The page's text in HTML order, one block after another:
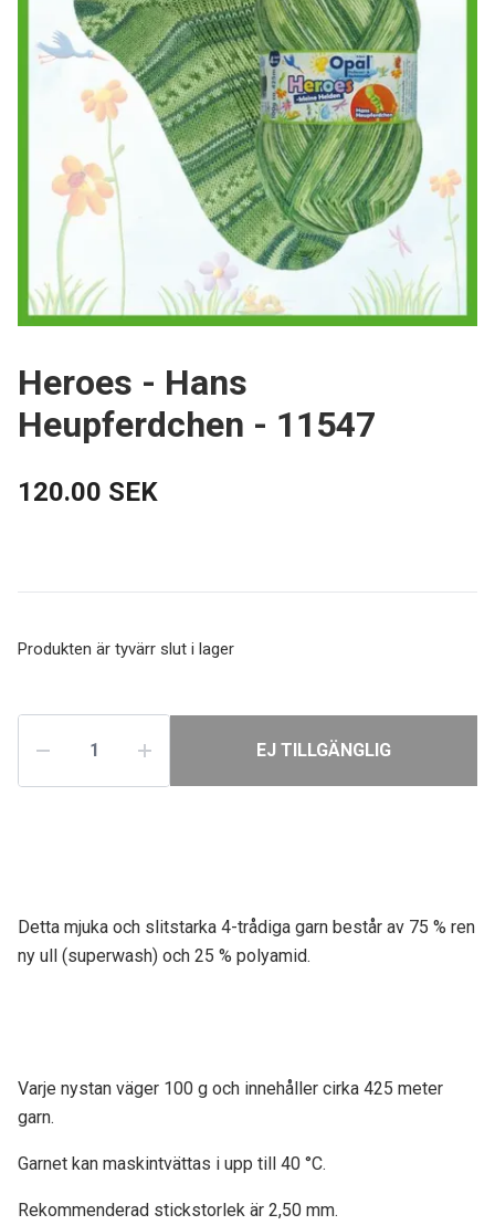
Heroes - Hans
Heupferdchen - 11547
120.00 SEK
Produkten är tyvärr slut i lager
EJ TILLGÄNGLIG
Detta mjuka och slitstarka 4-trådiga garn består av 75 % ren
ny ull (superwash) och 25 % polyamid.
Varje nystan väger 100 g och innehåller cirka 425 meter
garn.
Garnet kan maskintvättas i upp till 40 °C.
Rekommenderad stickstorlek är 2,50 mm.